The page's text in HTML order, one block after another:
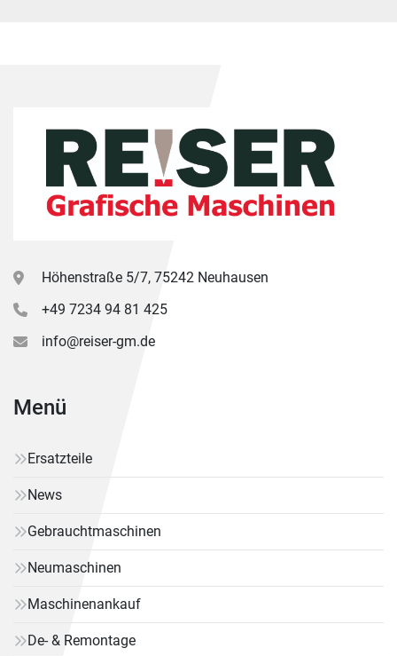
Höhenstraße 5/7, 75242 Neuhausen
+49 7234 94 81 425
info@reiser-gm.de
Menü
Ersatzteile
News
Gebrauchtmaschinen
Neumaschinen
Maschinenankauf
De- & Remontage